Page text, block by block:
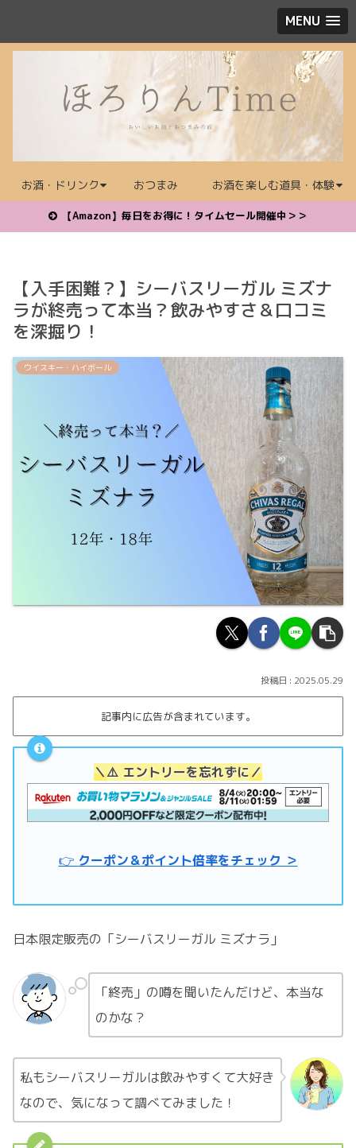
MENU
お酒・ドリンク おつまみ お酒を楽しむ道具・体験
【Amazon】毎日をお得に！タイムセール開催中＞＞
【入手困難？】シーバスリーガル ミズナ
ラが終売って本当？飲みやすさ＆口コミ
を深掘り！
ウイスキー・ハイボール
2025.05.29
記事内に広告が含まれています。
＼⚠️ エントリーを忘れずに／
👉 クーポン＆ポイント倍率をチェック ＞
日本限定販売の「シーバスリーガル ミズナラ」
「終売」の噂を聞いたんだけど、本当な
のかな？
私もシーバスリーガルは飲みやすくて大好き
なので、気になって調べてみました！